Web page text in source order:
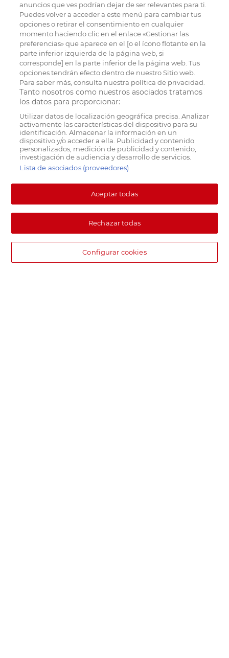
anuncios que ves podrían dejar de ser relevantes para ti.
Puedes volver a acceder a este menú para cambiar tus
opciones o retirar el consentimiento en cualquier
momento haciendo clic en el enlace «Gestionar las
preferencias» que aparece en el [o el ícono flotante en la
parte inferior izquierda de la página web, si
corresponde] en la parte inferior de la página web. Tus
opciones tendrán efecto dentro de nuestro Sitio web.
Para saber más, consulta nuestra política de privacidad.
Tanto nosotros como nuestros asociados tratamos
los datos para proporcionar:
Utilizar datos de localización geográfica precisa. Analizar
activamente las características del dispositivo para su
identificación. Almacenar la información en un
dispositivo y/o acceder a ella. Publicidad y contenido
personalizados, medición de publicidad y contenido,
investigación de audiencia y desarrollo de servicios.
Lista de asociados (proveedores)
Aceptar todas
Rechazar todas
Configurar cookies